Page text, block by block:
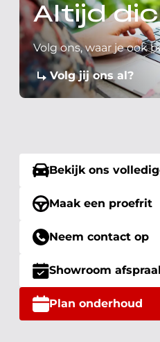
Altijd
Volg ons, waar je ook
Volg jij ons al?
Bekijk ons
Maak een proefrit
Neem contact op
Showroom
Plan onderhoud